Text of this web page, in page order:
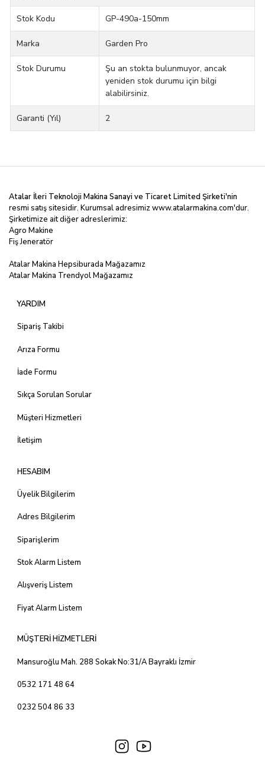
Stok Kodu GP-490a-150mm
Marka Garden Pro
Stok Durumu
Şu an stokta bulunmuyor, ancak
yeniden stok durumu için bilgi
alabilirsiniz.
Garanti (Yıl) 2
Atalar İleri Teknoloji Makina Sanayi ve Ticaret Limited Şirketi'nin
resmi satış sitesidir. Kurumsal adresimizwww.atalarmakina.com'dur.
Şirketimize ait diğer adreslerimiz:
Agro Makine
Fiş Jeneratör
Atalar Makina Hepsiburada Mağazamız
Atalar Makina Trendyol Mağazamız
YARDIM
Sipariş Takibi
Arıza Formu
İade Formu
Sıkça Sorulan Sorular
Müşteri Hizmetleri
İletişim
HESABIM
Üyelik Bilgilerim
Adres Bilgilerim
Siparişlerim
Stok Alarm Listem
Alışveriş Listem
Fiyat Alarm Listem
MÜŞTERİ HİZMETLERİ
Mansuroğlu Mah. 288 Sokak No:31/A Bayraklı İzmir
0532 171 48 64
0232 504 86 33